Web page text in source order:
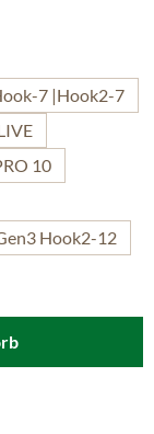
7 |Hook2-7
10
Hook2-12